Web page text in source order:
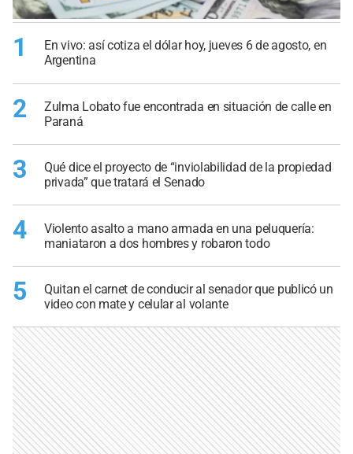
1
En vivo: así cotiza el dólar hoy, jueves 6 de agosto, en
Argentina
2
Zulma Lobato fue encontrada en situación de calle en
Paraná
3
Qué dice el proyecto de “inviolabilidad de la propiedad
privada” que tratará el Senado
4
Violento asalto a mano armada en una peluquería:
maniataron a dos hombres y robaron todo
5
Quitan el carnet de conducir al senador que publicó un
video con mate y celular al volante